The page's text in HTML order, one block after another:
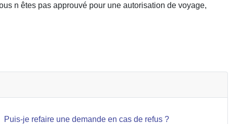
n êtes pas approuvé pour une autorisation de voyage,
Puis-je refaire une demande en cas de refus ?